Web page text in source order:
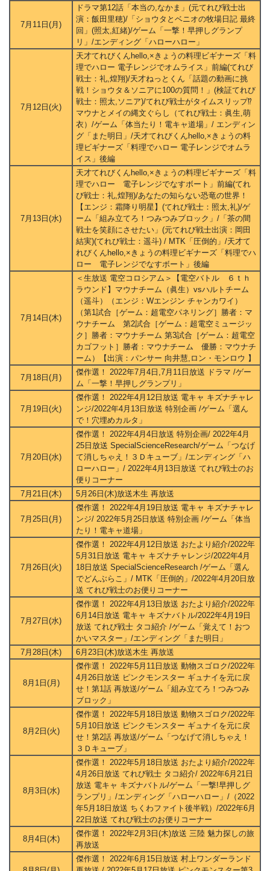
7月11日(月)
ドラマ第12話「本当の,なかま」(元てれび戦士出
演：飯田里穂)/「ショウタとベニオの牧場日記 最終
回」(照太,紅緒)/ゲーム「一撃！早押しグランプ
リ」/エンディング「ハローハロー」
7月12日(火)
天才てれびくんhello,×きょうの料理ビギナーズ「料
理でハロー 電子レンジでオムライス」前編(てれび
戦士：礼,煌翔)/天才ねっとくん「話題の動画に挑
戦！ショウタ＆ソニアに100の質問！」(検証てれび
戦士：照太,ソニア)/てれび戦士がタイムスリップ⁉
マウナとメイの縄文ぐらし（てれび戦士：眞生,萌
衣）/ゲーム「体当たり！電キャ道場」/ エンディン
グ「また明日」/天才てれびくんhello,×きょうの料
理ビギナーズ「料理でハロー 電子レンジでオムラ
イス」後編
7月13日(水)
天才てれびくんhello,×きょうの料理ビギナーズ「料
理でハロー 電子レンジでなすボート」前編(てれ
び戦士：礼,煌翔)/あなたの知らない恐竜の世界！
【エンジ：霜降り明星】(てれび戦士：照太,礼)/ゲ
ーム「組み立てろ！つみつみブロック」/「茶の間
戦士を笑顔にさせたい」(元てれび戦士出演：岡田
結実)(てれび戦士：遥斗) / MTK「圧倒的」/天才て
れびくんhello,×きょうの料理ビギナーズ「料理でハ
ロー 電子レンジでなすボート」後編
7月14日(木)
＜生放送 電空コロシアム＞【電空バトル ６ｔｈ
ラウンド】マウナチーム（眞生）vsハルトチーム
（遥斗）（エンジ：Wエンジン チャンカワイ）
（第1試合［ゲーム：超電空パネリング］勝者：マ
ウナチーム 第2試合［ゲーム：超電空ミュージッ
ク］勝者：マウナチーム 第3試合［ゲーム：超電空
カゴフット］勝者：マウナチーム 優勝：マウナチ
ーム）【出演：パンサー 向井慧,ロン・モンロウ 】
7月18日(月)
傑作選！ 2022年7月4日,7月11日放送 ドラマ /ゲー
ム「一撃！早押しグランプリ」
7月19日(火)
傑作選！ 2022年4月12日放送 電キャ キズナチャレ
ンジ/2022年4月13日放送 特別企画 /ゲーム「選ん
で！穴埋めカルタ」
7月20日(水)
傑作選！ 2022年4月4日放送 特別企画/ 2022年4月
25日放送 SpecialScienceResearch/ゲーム「つなげ
て消しちゃえ！３Ｄキューブ」/エンディング「ハ
ローハロー」/ 2022年4月13日放送 てれび戦士のお
便りコーナー
7月21日(木)
5月26日(木)放送木生 再放送
7月25日(月)
傑作選！ 2022年4月19日放送 電キャ キズナチャレ
ンジ/ 2022年5月25日放送 特別企画 /ゲーム「体当
たり！電キャ道場」
7月26日(火)
傑作選！ 2022年4月12日放送 おたより紹介/2022年
5月31日放送 電キャ キズナチャレンジ/2022年4月
18日放送 SpecialScienceResearch /ゲーム「選ん
でどんぶらこ」/ MTK「圧倒的」/2022年4月20日放
送 てれび戦士のお便りコーナー
7月27日(水)
傑作選！ 2022年4月13日放送 おたより紹介/2022年
6月14日放送 電キャ キズナバトル/2022年4月19日
放送 てれび戦士 タコ紹介 /ゲーム「覚えて！おつ
かいマスター」/エンディング「また明日」
7月28日(木)
6月23日(木)放送木生 再放送
8月1日(月)
傑作選！ 2022年5月11日放送 動物スゴロク/2022年
4月26日放送 ピンクモンスター ギュナイを元に戻
せ！第1話 再放送/ゲーム「組み立てろ！つみつみ
ブロック」
8月2日(火)
傑作選！ 2022年5月18日放送 動物スゴロク/2022年
5月10日放送 ピンクモンスター ギュナイを元に戻
せ！第2話 再放送/ゲーム「つなげて消しちゃえ！
３Ｄキューブ」
8月3日(水)
傑作選！ 2022年5月18日放送 おたより紹介/2022年
4月26日放送 てれび戦士 タコ紹介/ 2022年6月21日
放送 電キャ キズナバトル/ゲーム「一撃!早押しグ
ランプリ」/エンディング「ハローハロー」/（2022
年5月18日放送 ちくわファイト後半戦）/2022年6月
22日放送 てれび戦士のお便りコーナー
8月4日(木)
傑作選！ 2022年2月3日(木)放送 三陸 魅力探しの旅
再放送
傑作選！ 2022年6月15日放送 村上ワンダーランド